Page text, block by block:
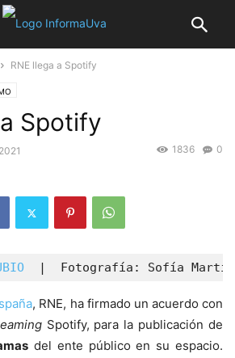
RNE llega a Spotify
Spotify
0
1836
|  Fotografía: Sofía
, RNE, ha firmado un acuerdo con
Spotify, para la publicación de
del ente público en su espacio.